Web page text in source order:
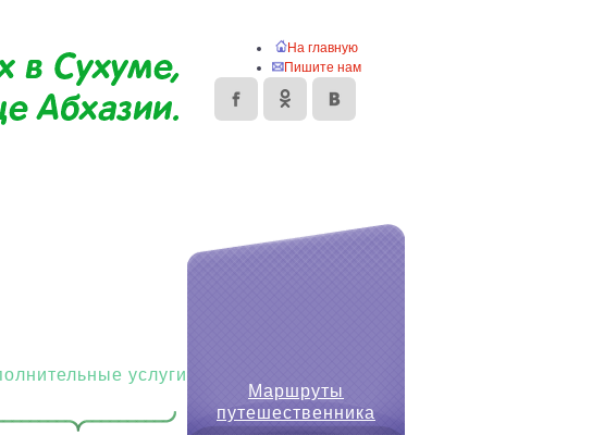
На главную
Пишите нам
услуги
Маршруты
путешественника